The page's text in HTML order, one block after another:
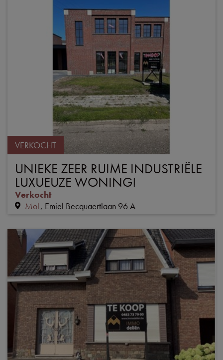
VERKOCHT
UNIEKE ZEER RUIME INDUSTRIËLE
LUXUEUZE WONING!
Verkocht
Mol Emiel Becquaertlaan 96 A